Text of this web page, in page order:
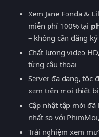
Xem Jane Fonda &
miễn phí 100% tại
– không cần đăng
Chất lượng video
từng câu thoại
Server đa dạng, tốc
xem trên mọi thiết bị
Cập nhật tập mới
nhất so với
Trải nghiệm xem